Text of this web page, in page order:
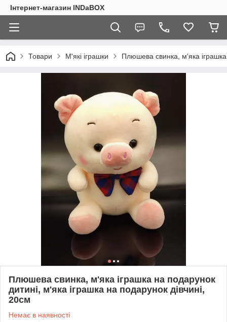
Інтернет-магазин INDaBOX
Товари М'які іграшки Плюшева свинка, м'яка іграшка
Плюшева свинка, м'яка іграшка на подарунок
дитині, м'яка іграшка на подарунок дівчині,
20см
Немає в наявності